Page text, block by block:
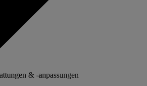
& -anpassungen